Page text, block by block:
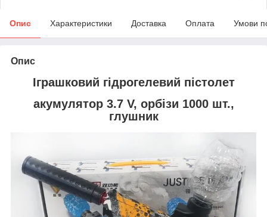
Опис Характеристики Доставка Оплата Умови
Опис
Іграшковий гідрогелевий пістолет
акумулятор 3.7 V, орбізи 1000 шт.,
глушник